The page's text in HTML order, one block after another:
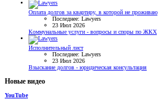
Оплата долгов за квартиру, в которой не проживаю
Последнее: Lawyers
23 Июл 2026
Коммунальные услуги - вопросы и споры по ЖКХ
Исполнительный лист
Последнее: Lawyers
23 Июл 2026
Взыскание долгов - юридическая консультация
Новые видео
YouTube